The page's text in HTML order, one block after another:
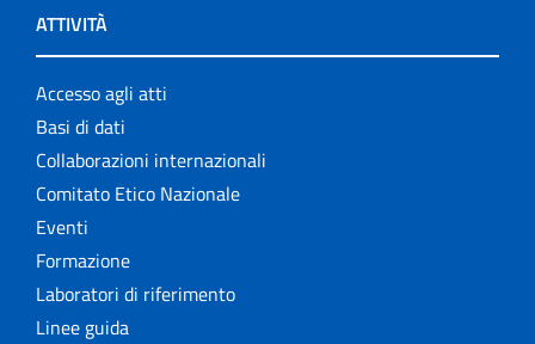
ATTIVITÀ
Accesso agli atti
Basi di dati
Collaborazioni internazionali
Comitato Etico Nazionale
Eventi
Formazione
Laboratori di riferimento
Linee guida